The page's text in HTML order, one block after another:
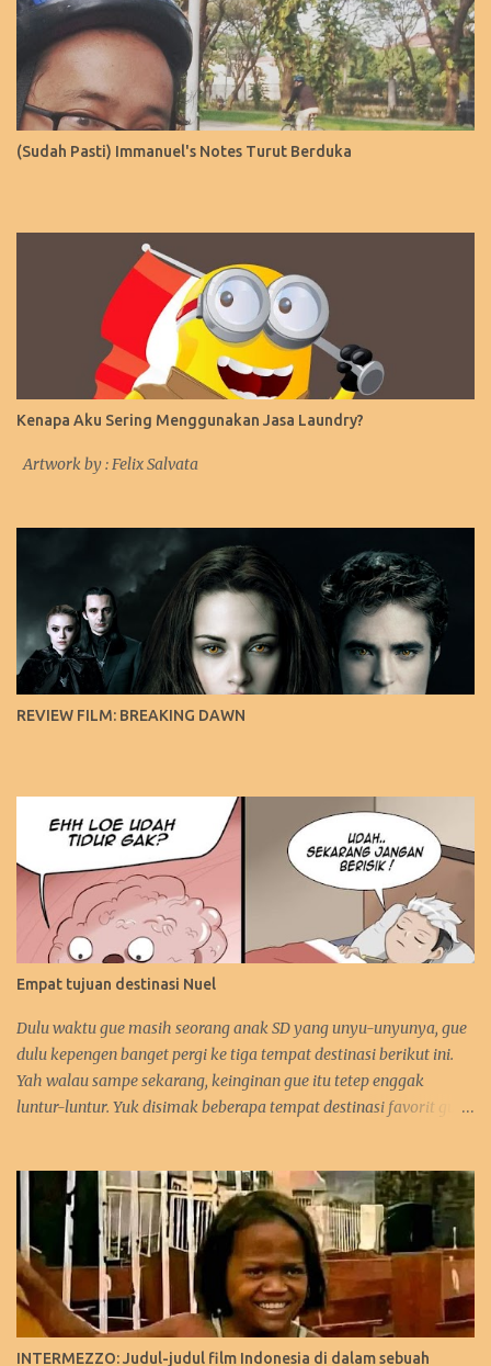
(Sudah Pasti) Immanuel's Notes Turut Berduka
Kenapa Aku Sering Menggunakan Jasa Laundry?
Artwork by : Felix Salvata
REVIEW FILM: BREAKING DAWN
Empat tujuan destinasi Nuel
Dulu waktu gue masih seorang anak SD yang unyu-unyunya, gue
dulu kepengen banget pergi ke tiga tempat destinasi berikut ini.
Yah walau sampe sekarang, keinginan gue itu tetep enggak
luntur-luntur. Yuk disimak beberapa tempat destinasi favorit gue.
Paris-nya. Gue pengen bangen liat Menara Eiffel, Arc de Triomph,
serta juga Katedral Notre Dame-nya. Selain itu, katanya pantai-
pantai di Perancis itu sangat menawan keindahannya. Tapi yah,
intinya karna Menara Eiffel-lah gue pengen ke Perancis. Hehehe.
Bahkan gue juga tertarik mempelajari bahasa Perancis. Kalo
yang ini gara-gara waktu itu gue enggak sengaja nonton acara
bahasa Perancis di TPI ( nama acaranya lupa! :p). Eiffel, i'm in love!
INTERMEZZO: Judul-judul film Indonesia di dalam sebuah